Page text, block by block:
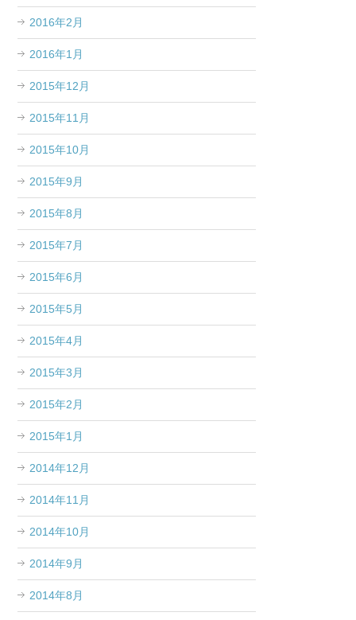
2016年2月
2016年1月
2015年12月
2015年11月
2015年10月
2015年9月
2015年8月
2015年7月
2015年6月
2015年5月
2015年4月
2015年3月
2015年2月
2015年1月
2014年12月
2014年11月
2014年10月
2014年9月
2014年8月